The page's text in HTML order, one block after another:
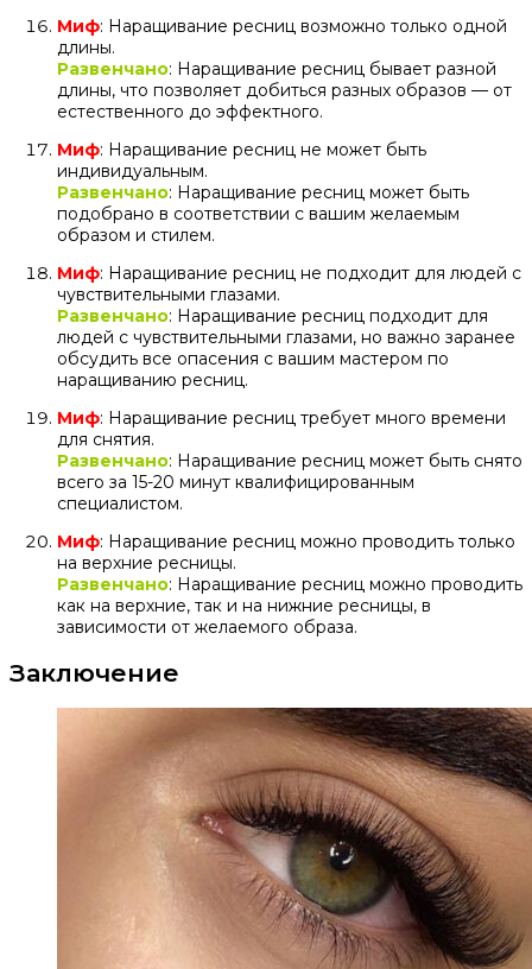
Миф: Наращивание ресниц возможно только одной
длины.
Развенчано: Наращивание ресниц бывает разной
длины, что позволяет добиться разных образов — от
естественного до эффектного.
Миф: Наращивание ресниц не может быть
индивидуальным.
Развенчано: Наращивание ресниц может быть
подобрано в соответствии с вашим желаемым
образом и стилем.
Миф: Наращивание ресниц не подходит для людей с
чувствительными глазами.
Развенчано: Наращивание ресниц подходит для
людей с чувствительными глазами, но важно заранее
обсудить все опасения с вашим мастером по
наращиванию ресниц.
Миф: Наращивание ресниц требует много времени
для снятия.
Развенчано: Наращивание ресниц может быть снято
всего за 15-20 минут квалифицированным
специалистом.
Миф: Наращивание ресниц можно проводить только
на верхние ресницы.
Развенчано: Наращивание ресниц можно проводить
как на верхние, так и на нижние ресницы, в
зависимости от желаемого образа.
Заключение